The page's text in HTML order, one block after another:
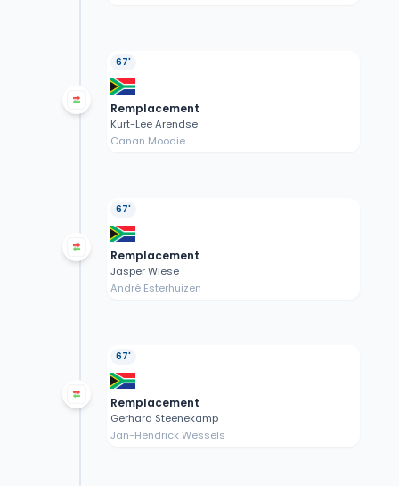
67'
Remplacement
Kurt-Lee Arendse
Canan Moodie
67'
Remplacement
Jasper Wiese
André Esterhuizen
67'
Remplacement
Gerhard Steenekamp
Jan-Hendrick Wessels